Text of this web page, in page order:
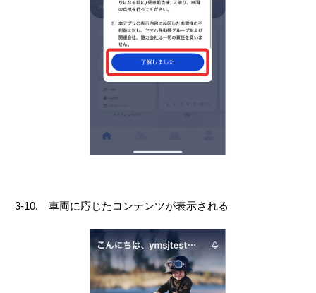
3-10. 車両に応じたコンテンツが表示される